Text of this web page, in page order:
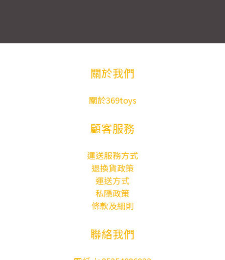
關於我們
關於369toys
顧客服務
運送服務方式
退換貨政策
運送方式
私隱政策
條款及細則
聯絡我們